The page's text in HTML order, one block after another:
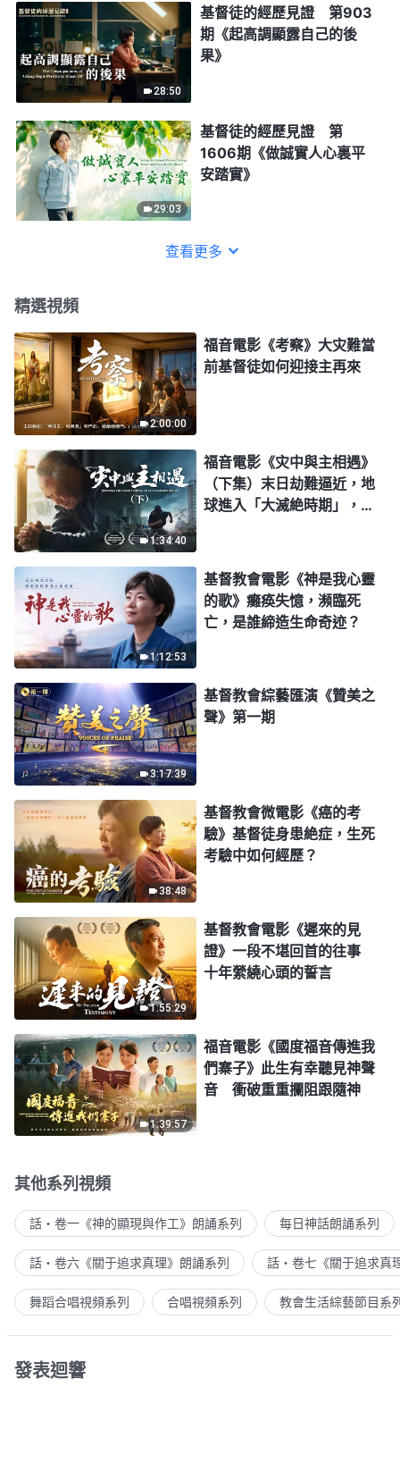
28:50
基督徒的經歷見證 第903
期《起高調顯露自己的後
果》
29:03
基督徒的經歷見證 第
1606期《做誠實人心裏平
安踏實》
查看更多
精選視頻
2:00:00
福音電影《考察》大灾難當
前基督徒如何迎接主再來
1:34:40
福音電影《灾中與主相遇》
（下集）末日劫難逼近，地
球進入「大滅絶時期」，人
1:12:53
基督教會電影《神是我心靈
的歌》癱痪失憶，瀕臨死
亡，是誰締造生命奇迹？
3:17:39
基督教會綜藝匯演《贊美之
聲》第一期
38:48
基督教會微電影《癌的考
驗》基督徒身患絶症，生死
考驗中如何經歷？
1:55:29
基督教會電影《遲來的見
證》一段不堪回首的往事
十年縈繞心頭的誓言
1:39:57
福音電影《國度福音傳進我
們寨子》此生有幸聽見神聲
音 衝破重重攔阻跟隨神
其他系列視頻
話・卷一《神的顯現與作工》朗誦系列 每日神話朗誦系列
話・卷六《關于追求真理》朗誦系列 話・卷七《關于追求真
舞蹈合唱視頻系列 合唱視頻系列 教會生活綜藝節目系
發表迴響